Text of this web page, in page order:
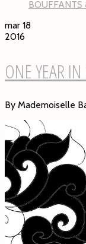
BOUFFANTS
mar 18
2016
ONE YEAR
By Mademoiselle